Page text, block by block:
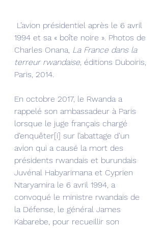
1994 et sa « boîte noire ». Photos de
Charles Onana, La France dans la
terreur rwandaise , éditions Duboiris,
Paris, 2014.
En octobre 2017, le Rwanda a
rappelé son ambassadeur à Paris
lorsque le juge français chargé
d’enquêter[i] sur l’abattage d’un
avion qui a causé la mort des
présidents rwandais et burundais
Juvénal Habyarimana et Cyprien
Ntaryamira le 6 avril 1994, a
convoqué le ministre rwandais de
la Défense, le général James
Kabarebe, pour recueillir son